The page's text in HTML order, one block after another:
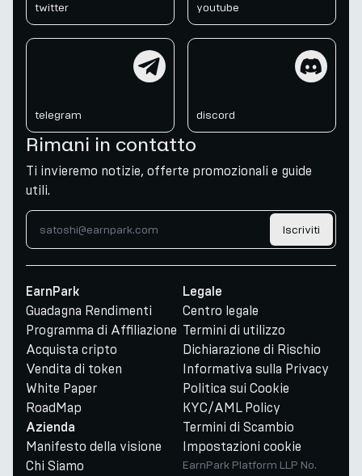
twitter youtube
telegram discord
Rimani in contatto
Ti invieremo notizie, offerte promozionali e guide
utili.
Iscriviti
EarnPark
Guadagna Rendimenti
Programma di Affiliazione
Acquista cripto
Vendita di token
White Paper
RoadMap
Azienda
Manifesto della visione
Chi Siamo
Legale
Centro legale
Termini di utilizzo
Dichiarazione di Rischio
Informativa sulla Privacy
Politica sui Cookie
KYC/AML Policy
Termini di Scambio
Impostazioni cookie
EarnPark Platform LLP No.